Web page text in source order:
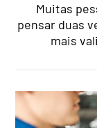
Muitas
pensar duas
mais